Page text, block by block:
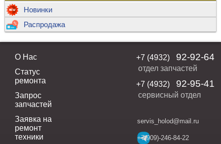
Новинки
Распродажа
О Нас
Статус
ремонта
Запрос
запчастей
Заявка на
ремонт
техники
+7 (4932) 92-92-64
отдел запчастей
+7 (4932)
92-95-41
сервисный отдел
servis_holod@mail.ru
+7(909)-246-84-22